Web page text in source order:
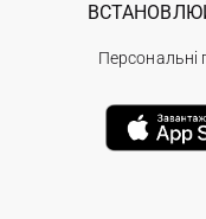
Персональні